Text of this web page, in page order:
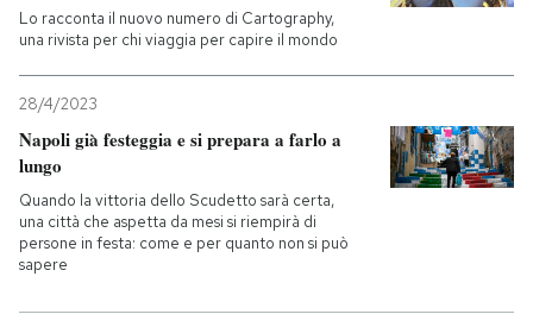
Lo racconta il nuovo numero di Cartography,
una rivista per chi viaggia per capire il mondo
28/4/2023
Napoli già festeggia e si prepara a farlo a
lungo
Quando la vittoria dello Scudetto sarà certa,
una città che aspetta da mesi si riempirà di
persone in festa: come e per quanto non si può
sapere